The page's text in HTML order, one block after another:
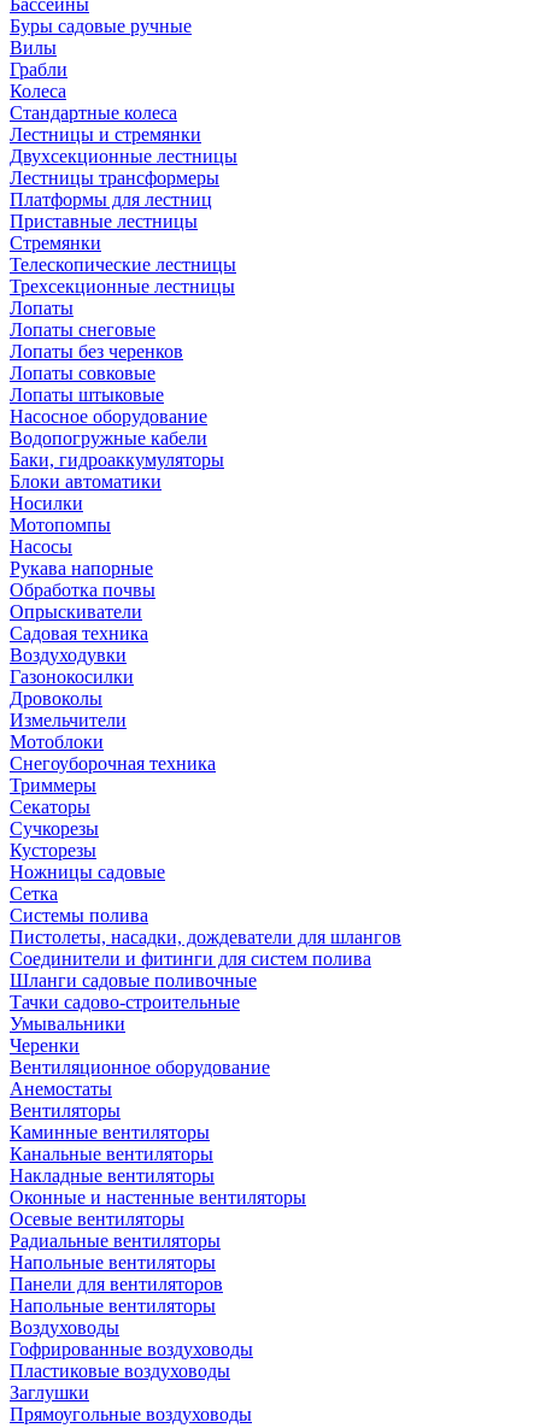
Бассейны
Буры садовые ручные
Вилы
Грабли
Колеса
Стандартные колеса
Лестницы и стремянки
Двухсекционные лестницы
Лестницы трансформеры
Платформы для лестниц
Приставные лестницы
Стремянки
Телескопические лестницы
Трехсекционные лестницы
Лопаты
Лопаты снеговые
Лопаты без черенков
Лопаты совковые
Лопаты штыковые
Насосное оборудование
Водопогружные кабели
Баки, гидроаккумуляторы
Блоки автоматики
Носилки
Мотопомпы
Насосы
Рукава напорные
Обработка почвы
Опрыскиватели
Садовая техника
Воздуходувки
Газонокосилки
Дровоколы
Измельчители
Мотоблоки
Снегоуборочная техника
Триммеры
Секаторы
Сучкорезы
Кусторезы
Ножницы садовые
Сетка
Системы полива
Пистолеты, насадки, дождеватели для шлангов
Соединители и фитинги для систем полива
Шланги садовые поливочные
Тачки садово-строительные
Умывальники
Черенки
Вентиляционное оборудование
Анемостаты
Вентиляторы
Каминные вентиляторы
Канальные вентиляторы
Накладные вентиляторы
Оконные и настенные вентиляторы
Осевые вентиляторы
Радиальные вентиляторы
Напольные вентиляторы
Панели для вентиляторов
Напольные вентиляторы
Воздуховоды
Гофрированные воздуховоды
Пластиковые воздуховоды
Заглушки
Прямоугольные воздуховоды